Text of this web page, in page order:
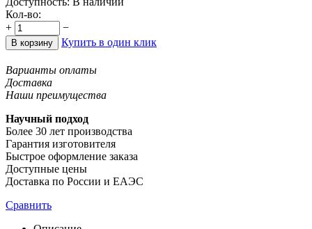
Кол-во:
+
−
В корзину Купить в один клик
Варианты оплаты
Доставка
Наши преимущества
Научный подход
Более 30 лет производства
Гарантия изготовителя
Быстрое оформление заказа
Доступные цены
Доставка по России и ЕАЭС
Сравнить